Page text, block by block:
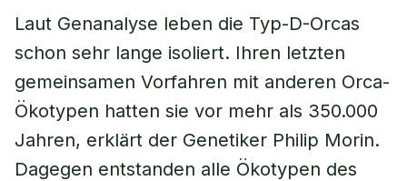
Laut Genanalyse leben die Typ-D-Orcas
schon sehr lange isoliert. Ihren letzten
gemeinsamen Vorfahren mit anderen Orca-
Ökotypen hatten sie vor mehr als 350.000
Jahren, erklärt der Genetiker Philip Morin.
Dagegen entstanden alle Ökotypen des